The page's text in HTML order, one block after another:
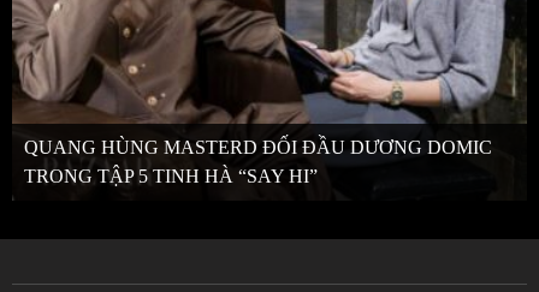
QUANG HÙNG MASTERD ĐỐI ĐẦU DƯƠNG DOMIC
TRONG TẬP 5 TINH HÀ “SAY HI”